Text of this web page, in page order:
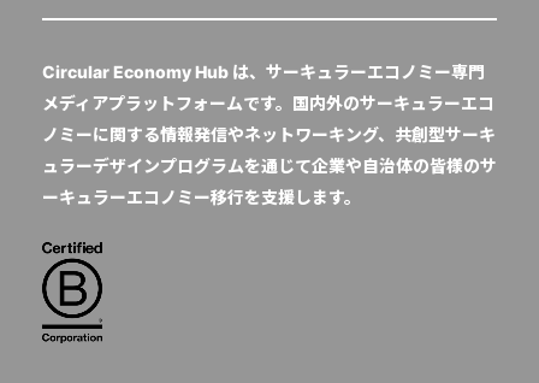
Circular Economy Hub は、サーキュラーエコノミー専門
メディアプラットフォームです。国内外のサーキュラーエコ
ノミーに関する情報発信やネットワーキング、共創型サーキ
ュラーデザインプログラムを通じて企業や自治体の皆様のサ
ーキュラーエコノミー移行を支援します。